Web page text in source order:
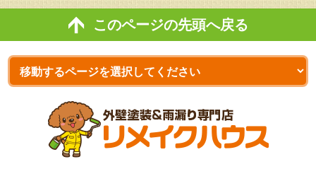
このページの先頭へ戻る